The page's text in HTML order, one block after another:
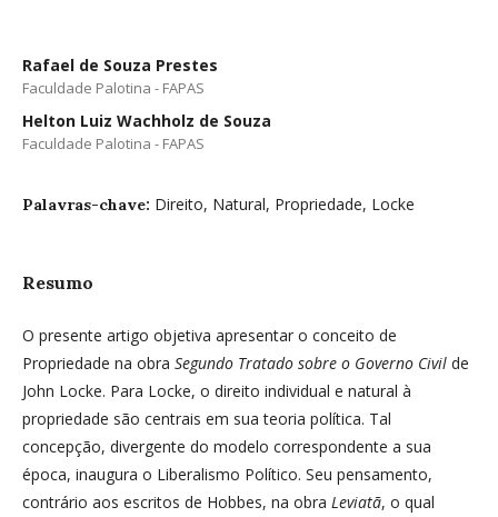
Rafael de Souza Prestes
Faculdade Palotina - FAPAS
Helton Luiz Wachholz de Souza
Faculdade Palotina - FAPAS
Palavras-chave: Direito, Natural, Propriedade, Locke
Resumo
O presente artigo objetiva apresentar o conceito de
Propriedade na obra Segundo Tratado sobre o Governo Civil de
John Locke. Para Locke, o direito individual e natural à
propriedade são centrais em sua teoria política. Tal
concepção, divergente do modelo correspondente a sua
época, inaugura o Liberalismo Político. Seu pensamento,
contrário aos escritos de Hobbes, na obra Leviatã, o qual